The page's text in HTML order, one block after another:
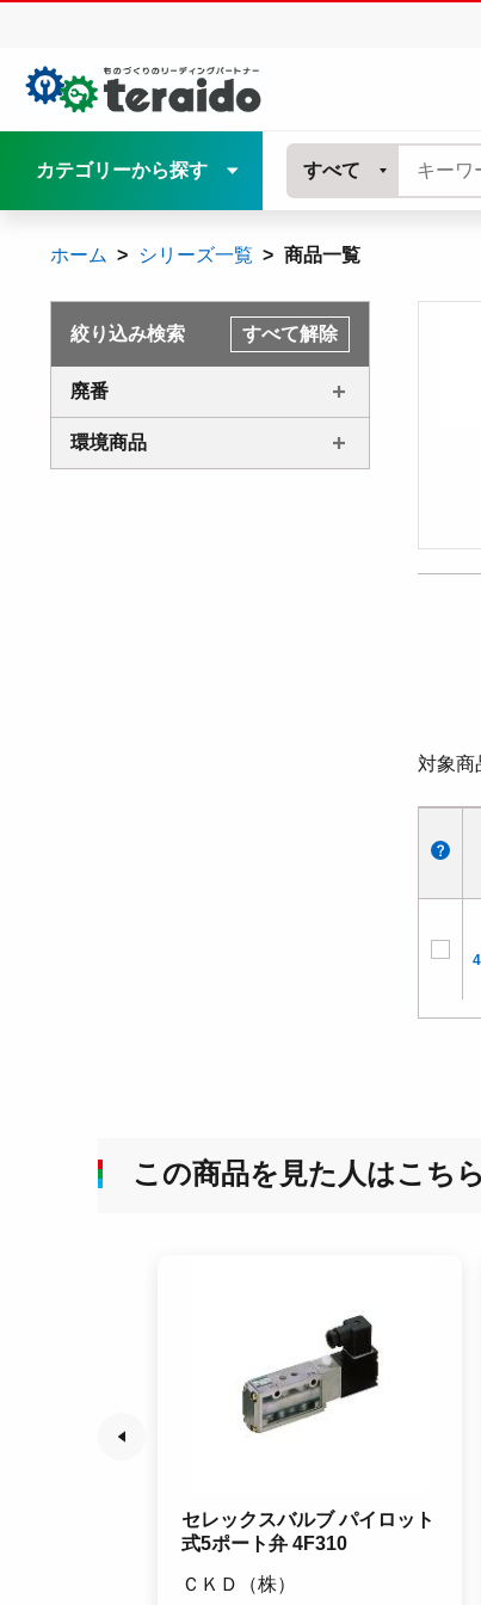
カテゴリーから探す すべて
ホーム シリーズ一覧 商品一覧
絞り込み検索 すべて解除
廃番
環境商品
対象商
この商品を見た人はこち
セレックスバルブ パイロット
式5ポート弁 4F310
ＣＫＤ（株）